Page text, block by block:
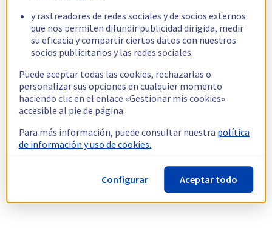
y rastreadores de redes sociales y de socios externos:
que nos permiten difundir publicidad dirigida, medir
su eficacia y compartir ciertos datos con nuestros
socios publicitarios y las redes sociales.
Puede aceptar todas las cookies, rechazarlas o
personalizar sus opciones en cualquier momento
haciendo clic en el enlace «Gestionar mis cookies»
accesible al pie de página.
Para más información, puede consultar nuestra política
de información y uso de cookies.
Configurar Aceptar todo